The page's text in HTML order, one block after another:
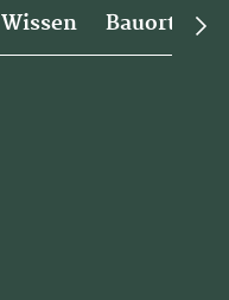
Wissen Bauorte